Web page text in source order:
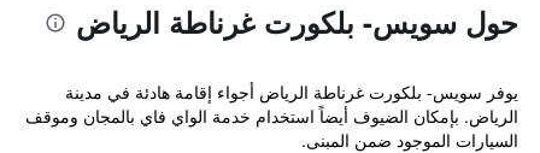
حول سويس- بلكورت غرناطة الرياض
يوفر سويس- بلكورت غرناطة الرياض أجواء إقامة هادئة في مدينة
الرياض. بإمكان الضيوف أيضاً استخدام خدمة الواي فاي بالمجان وموقف
السيارات الموجود ضمن المبنى.